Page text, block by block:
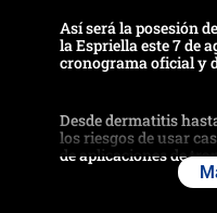
Así será la posesión
la Espriella este 7 de
cronograma oficial y
Desde dermatitis
los riesgos de usar
de aplicaciones de